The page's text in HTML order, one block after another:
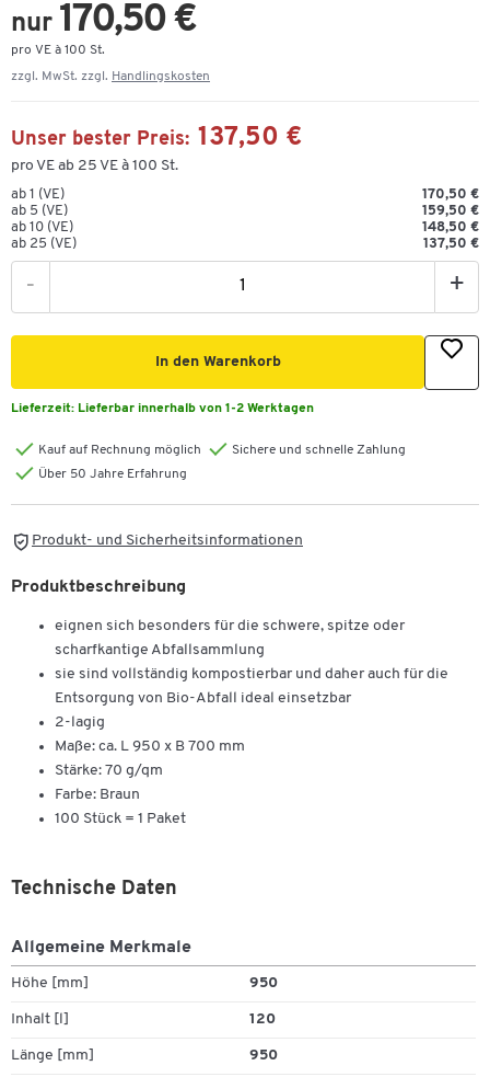
nur 170,50 €
pro VE à 100 St.
zzgl. MwSt. zzgl. Handlingskosten
Unser bester Preis: 137,50 €
pro VE ab 25 VE à 100 St.
ab 1 (VE)
170,50 €
ab 5 (VE)
159,50 €
ab 10 (VE)
148,50 €
ab 25 (VE)
137,50 €
- +
In den Warenkorb
Lieferzeit: Lieferbar innerhalb von 1-2 Werktagen
Kauf auf Rechnung möglich
Sichere und schnelle Zahlung
Über 50 Jahre Erfahrung
Produkt- und Sicherheitsinformationen
Produktbeschreibung
eignen sich besonders für die schwere, spitze oder
scharfkantige Abfallsammlung
sie sind vollständig kompostierbar und daher auch für die
Entsorgung von Bio-Abfall ideal einsetzbar
2-lagig
Maße: ca. L 950 x B 700 mm
Stärke: 70 g/qm
Farbe: Braun
100 Stück = 1 Paket
Technische Daten
Allgemeine Merkmale
Höhe [mm] 950
Inhalt [l] 120
Länge [mm] 950